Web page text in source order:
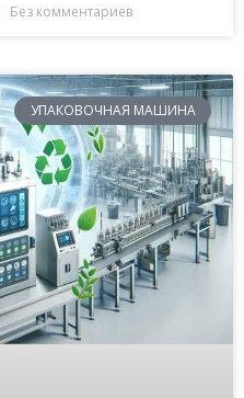
Без комментариев
УПАКОВОЧНАЯ МАШИНА